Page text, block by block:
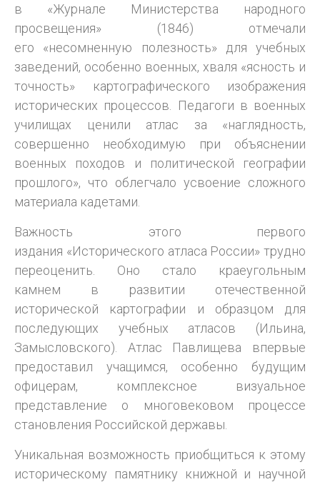
в «Журнале Министерства народного
просвещения» (1846) отмечали
его «несомненную полезность» для учебных
заведений, особенно военных, хваля «ясность и
точность» картографического изображения
исторических процессов. Педагоги в военных
училищах ценили атлас за «наглядность,
совершенно необходимую при объяснении
военных походов и политической географии
прошлого», что облегчало усвоение сложного
материала кадетами.
Важность этого первого
издания «Исторического атласа России» трудно
переоценить. Оно стало краеугольным
камнем в развитии отечественной
исторической картографии и образцом для
последующих учебных атласов (Ильина,
Замысловского). Атлас Павлищева впервые
предоставил учащимся, особенно будущим
офицерам, комплексное визуальное
представление о многовековом процессе
становления Российской державы.
Уникальная возможность приобщиться к этому
историческому памятнику книжной и научной